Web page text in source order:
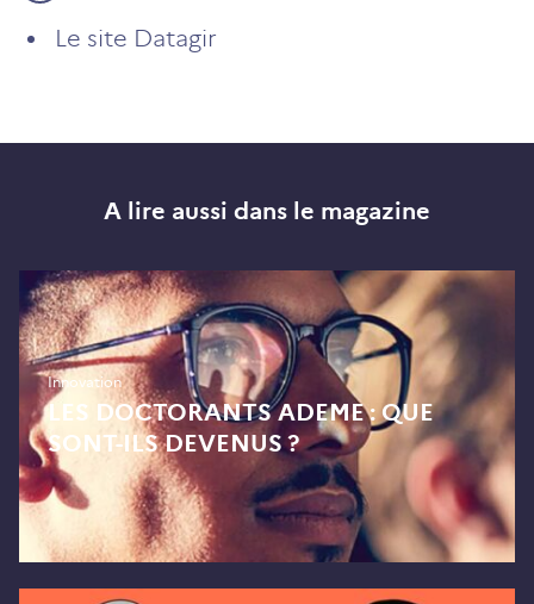
Le site Datagir
A lire aussi dans le magazine
Innovation
LES DOCTORANTS ADEME : QUE
SONT-ILS DEVENUS ?